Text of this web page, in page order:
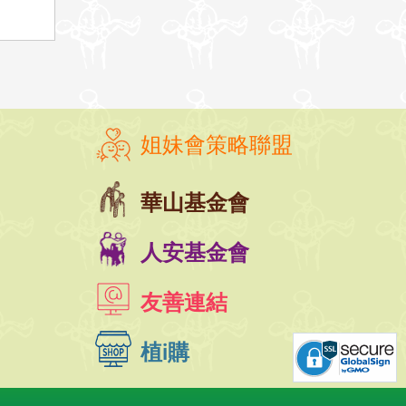
姐妹會策略聯盟
華山基金會
人安基金會
友善連結
植i購